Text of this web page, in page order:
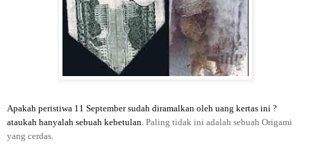
Apakah peristiwa 11 September sudah diramalkan oleh uang kertas ini ?
ataukah hanyalah sebuah kebetulan. Paling tidak ini adalah sebuah Origami
yang cerdas.